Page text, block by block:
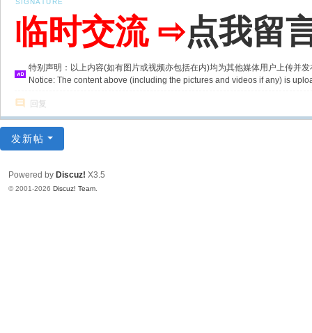
临时交流 ⇨点我留
特别声明：以上内容(如有图片或视频亦包括在内)均为其他媒体用户上传并
Notice: The content above (including the pictures and videos if any) is
回复
发新帖
Powered by Discuz! X3.5
© 2001-2026 Discuz! Team